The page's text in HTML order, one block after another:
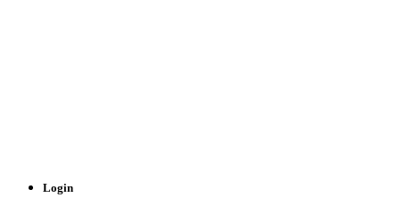
Login